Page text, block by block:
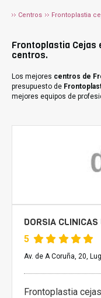
Centros Frontoplastia
Frontoplastia Cejas
centros.
Los mejores centros de
presupuesto de
mejores equipos de
DORSIA
5
Av. de A Coruña, 20,
Frontoplastia cejas